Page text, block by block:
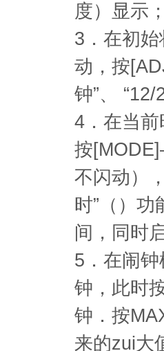
度）显示
3．在初
动，按
钟”、 “12/
4．在当
按
不闪动）
时”（）
间，同时
5．在闹
钟，此时
钟．按
来的zui大